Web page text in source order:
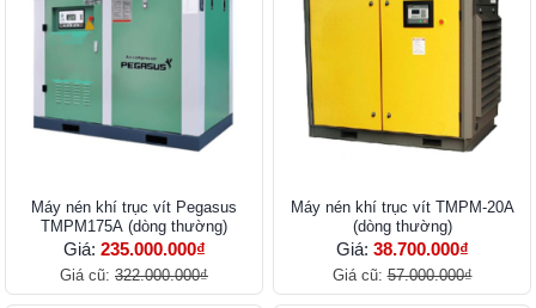
Máy nén khí trục vít Pegasus
TMPM175A (dòng thường)
Giá: 235.000.000₫
Giá cũ: 322.000.000₫
Máy nén khí trục vít TMPM-20A
(dòng thường)
Giá: 38.700.000₫
Giá cũ:57.000.000₫